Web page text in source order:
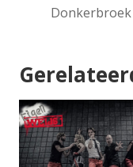
Donkerbroek